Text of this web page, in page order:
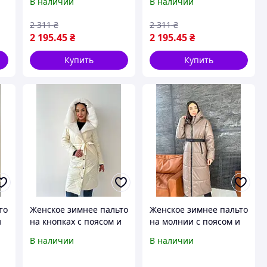
декоративным
(42-44,46-48), Молоко
2 195.45 ₴
2 311 ₴
Купить
декоративным
(42-44,46-48), Бежевое
2 195.45₴
2 311 ₴
Купить
Женское зимнее пальто
на кнопках с поясом и
искусственным мехом
В наличии
Женское зимнее пальто
на молнии с поясом и
(Оversize 42-48), Мокко
В наличии